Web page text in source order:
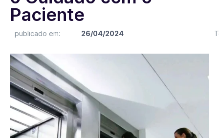
Paciente
publicado em: 26/04/2024